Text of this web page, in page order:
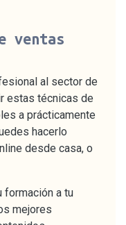
ventas
al sector de
estas técnicas de
a prácticamente
hacerlo
desde casa, o
formación a tu
mejores